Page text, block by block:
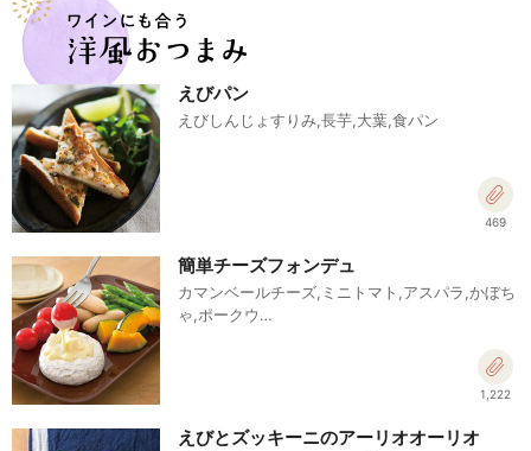
えびパン
えびしんじょすりみ,長芋,大葉,食パン
469
簡単チーズフォンデュ
カマンベールチーズ,ミニトマト,アスパラ,かぼち
ゃ,ポークウ…
1,222
えびとズッキーニのアーリオオーリオ